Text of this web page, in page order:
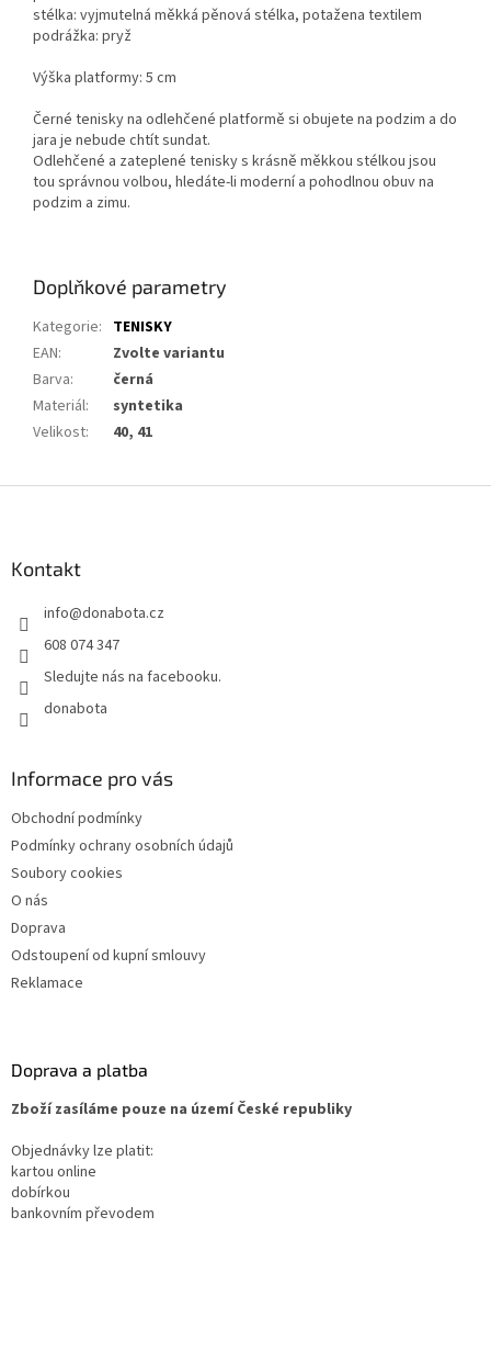
stélka: vyjmutelná měkká pěnová stélka, potažena textilem
podrážka: pryž
Výška platformy: 5 cm
Černé tenisky na odlehčené platformě si obujete na podzim a do
jara je nebude chtít sundat.
Odlehčené a zateplené tenisky s krásně měkkou stélkou jsou
tou správnou volbou, hledáte-li moderní a pohodlnou obuv na
podzim a zimu.
Doplňkové parametry
Kategorie: TENISKY
EAN:
Zvolte variantu
Barva:
černá
Materiál:
syntetika
Velikost: 40, 41
Kontakt
info@donabota.cz
608 074 347
Sledujte nás na facebooku.
donabota
Informace pro vás
Obchodní podmínky
Podmínky ochrany osobních údajů
Soubory cookies
O nás
Doprava
Odstoupení od kupní smlouvy
Reklamace
Doprava a platba
Zboží zasíláme pouze na území České republiky
Objednávky lze platit:
kartou online
dobírkou
bankovním převodem